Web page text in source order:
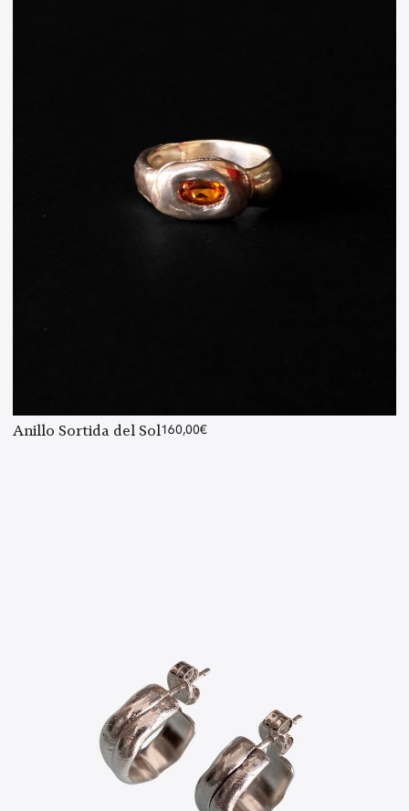
Anillo Sortida del Sol160,00€